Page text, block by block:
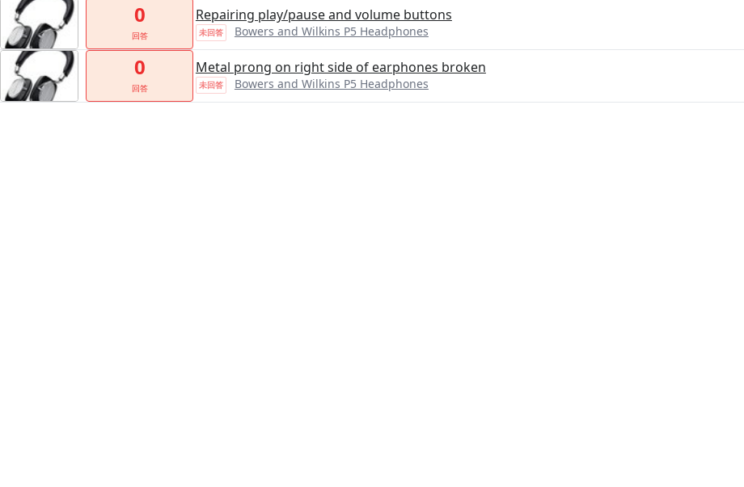
0
回答
Repairing play/pause and volume buttons
未回答 Bowers and Wilkins P5 Headphones
0
回答
Metal prong on right side of earphones broken
未回答 Bowers and Wilkins P5 Headphones